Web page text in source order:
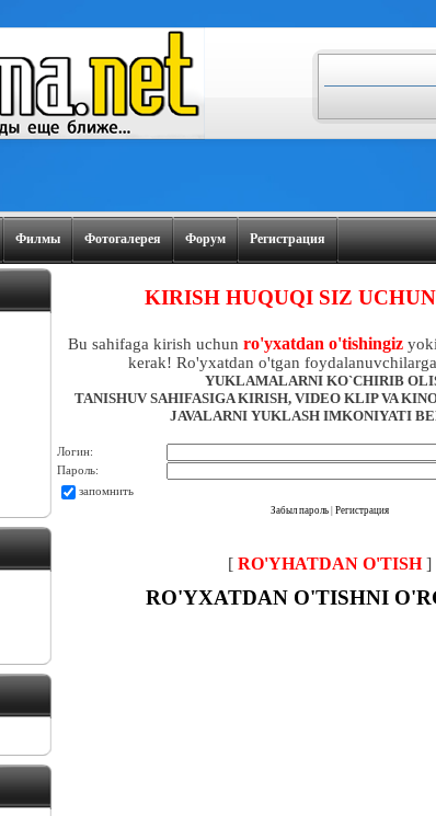
Филмы Фотогалерея Форум Регистрация
KIRISH HUQUQI SIZ
Bu sahifaga kirish uchun ro'yxatdan o'tishingizyoki
kerak! Ro'yxatdan o'tgan
YUKLAMALARNI KO`CHIRIB
TANISHUV SAHIFASIGA KIRISH, VIDEO KLIP VA
JAVALARNI YUKLASH IMKONIYATI
Логин:
Пароль:
запомнить
Забыл пароль Регистрация
[ RO'YHATDAN O'TISH]
RO'YXATDAN O'TISHNI